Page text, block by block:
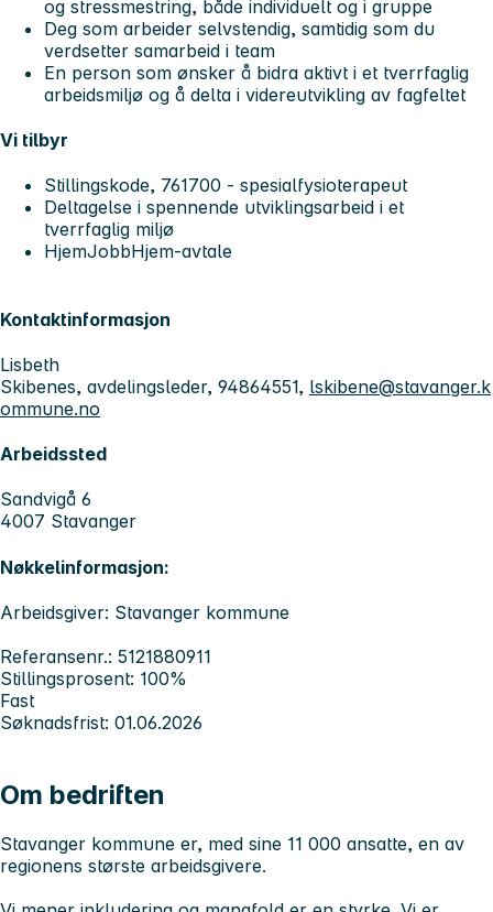
og stressmestring, både individuelt og i gruppe
Deg som arbeider selvstendig, samtidig som du
verdsetter samarbeid i team
En person som ønsker å bidra aktivt i et tverrfaglig
arbeidsmiljø og å delta i videreutvikling av fagfeltet
Vi tilbyr
Stillingskode, 761700 - spesialfysioterapeut
Deltagelse i spennende utviklingsarbeid i et
tverrfaglig miljø
HjemJobbHjem-avtale
Kontaktinformasjon
Lisbeth
Skibenes, avdelingsleder, 94864551, lskibene@stavanger.k
ommune.no
Arbeidssted
Sandvigå 6
4007 Stavanger
Nøkkelinformasjon:
Arbeidsgiver: Stavanger kommune
Referansenr.: 5121880911
Stillingsprosent: 100%
Fast
Søknadsfrist: 01.06.2026
Om bedriften
Stavanger kommune er, med sine 11 000 ansatte, en av
regionens største arbeidsgivere.